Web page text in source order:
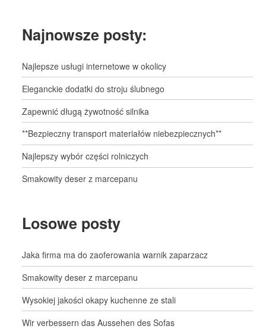
Najnowsze posty:
Najlepsze usługi internetowe w okolicy
Eleganckie dodatki do stroju ślubnego
Zapewnić długą żywotność silnika
**Bezpieczny transport materiałów niebezpiecznych**
Najlepszy wybór części rolniczych
Smakowity deser z marcepanu
Losowe posty
Jaka firma ma do zaoferowania warnik zaparzacz
Smakowity deser z marcepanu
Wysokiej jakości okapy kuchenne ze stali
Wir verbessern das Aussehen des Sofas